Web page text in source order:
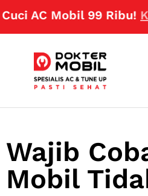
Mobil 99 Ribu!Klik
Wajib
Mobil